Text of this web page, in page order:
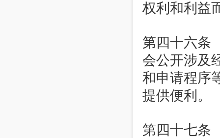
权利和利益
第四十六条
会公开涉及
和申请程序
提供便利。
第四十七条